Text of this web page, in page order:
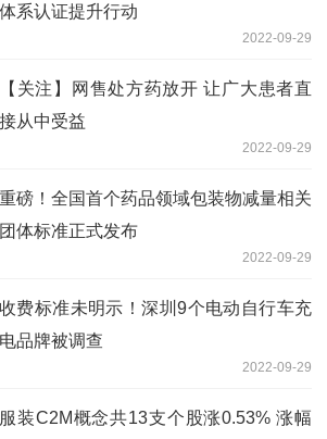
体系认证提升行动
2022-09-29
【关注】网售处方药放开 让广大患者直
接从中受益
2022-09-29
重磅！全国首个药品领域包装物减量相关
团体标准正式发布
2022-09-29
收费标准未明示！深圳9个电动自行车充
电品牌被调查
2022-09-29
服装C2M概念共13支个股涨0.53% 涨幅